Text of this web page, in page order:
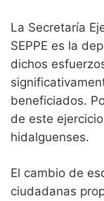
La Secretaría
SEPPE es la
dichos
beneficiados.
de este
hidalguenses.
El cambio de
ciudadanas